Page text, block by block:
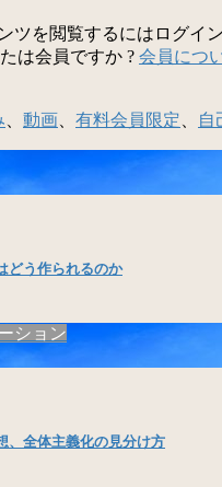
ツを閲覧するにはログイ
は会員ですか ? 会員につ
動画 有料会員限定 自
どう作られるのか
ション
、全体主義化の見分け方